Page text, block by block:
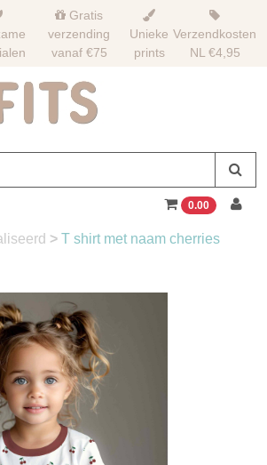
Gratis
verzending
vanaf €75
Unieke
prints
Verzendkosten
NL €4,95
0.00
> T shirt met naam cherries